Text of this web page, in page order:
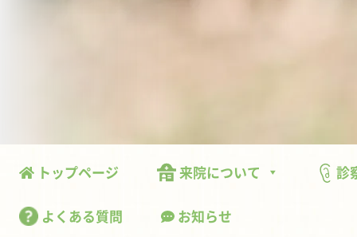
トップページ 来院について 診
よくある質問 お知らせ